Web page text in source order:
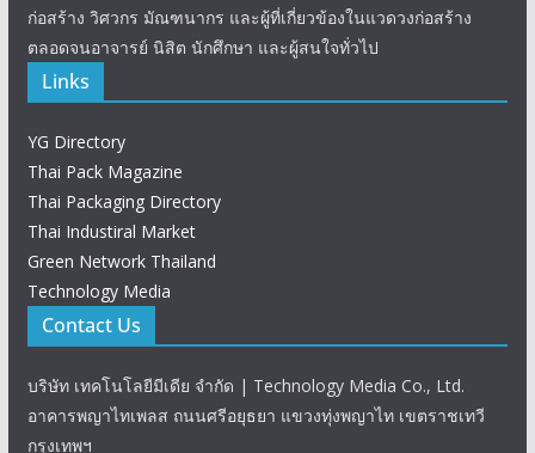
ก่อสร้าง วิศวกร มัณฑนากร และผู้ที่เกี่ยวข้องในแวดวงก่อสร้าง
ตลอดจนอาจารย์ นิสิต นักศึกษา และผู้สนใจทั่วไป
Links
YG Directory
Thai Pack Magazine
Thai Packaging Directory
Thai Industiral Market
Green Network Thailand
Technology Media
Contact Us
บริษัท เทคโนโลยีมีเดีย จำกัด | Technology Media Co., Ltd.
อาคารพญาไทเพลส ถนนศรีอยุธยา แขวงทุ่งพญาไท เขตราชเทวี
กรุงเทพฯ